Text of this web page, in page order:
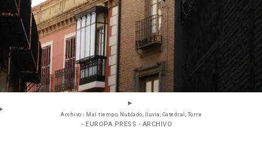
Archivo - Mal tiempo, Nublado, lluvia, Catedral, Torre
- EUROPA PRESS - ARCHIVO